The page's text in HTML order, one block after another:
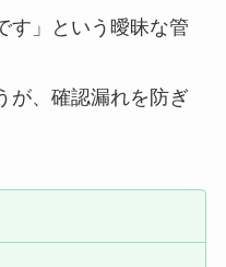
す」という曖昧な管
が、確認漏れを防ぎ